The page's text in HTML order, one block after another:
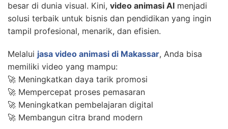
besar di dunia visual. Kini, video animasi AI menjadi
solusi terbaik untuk bisnis dan pendidikan yang ingin
tampil profesional, menarik, dan efisien.
Melalui jasa video animasi di Makassar, Anda bisa
memiliki video yang mampu:
🚀 Meningkatkan daya tarik promosi
🚀 Mempercepat proses pemasaran
🚀 Meningkatkan pembelajaran digital
🚀 Membangun citra brand modern